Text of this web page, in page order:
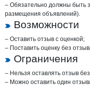
– Обязательно должны быть
размещения объявлений).
Возможности
– Оставить отзыв с оценкой;
– Поставить оценку без
Ограничения
– Нельзя оставлять отзыв
– Можно оставить один